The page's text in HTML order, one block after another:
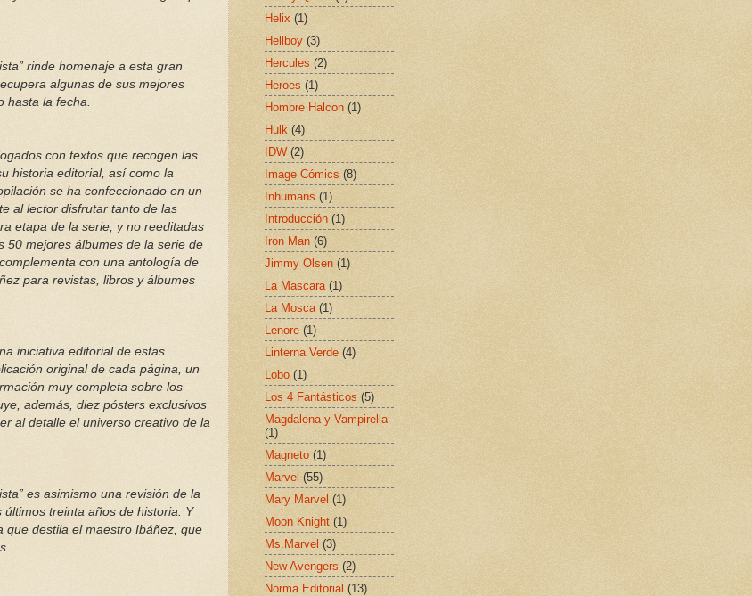
rinde homenaje a esta gran
algunas de sus mejores
hasta la fecha.
con textos que recogen las
historia editorial, así como la
se ha confeccionado en un
al lector disfrutar tanto de las
etapa de la serie, y no reeditadas
50 mejores álbumes de la serie de
con una antología de
para revistas, libros y álbumes
iniciativa editorial de estas
original de cada página, un
muy completa sobre los
además, diez pósters exclusivos
al detalle el universo creativo de la
es asimismo una revisión de la
treinta años de historia. Y
que destila el maestro Ibáñez, que
Helix (1)
Hellboy (3)
Hercules (2)
Heroes (1)
Hombre Halcon (1)
Hulk (4)
IDW (2)
Image Cómics (8)
Inhumans (1)
Introducción (1)
Iron Man (6)
Jimmy Olsen (1)
La Mascara (1)
La Mosca (1)
Lenore (1)
Linterna Verde (4)
Lobo (1)
Los 4 Fantásticos (5)
Magdalena y Vampirella
(1)
Magneto (1)
Marvel (55)
Mary Marvel (1)
Moon Knight (1)
Ms.Marvel (3)
New Avengers (2)
Norma Editorial (13)